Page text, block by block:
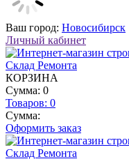
Ваш город: Новосибирск
Личный кабинет
КОРЗИНА
Сумма: 0
Товаров: 0
Сумма:
Оформить заказ